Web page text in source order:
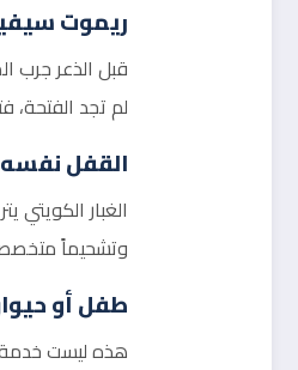
ريموت
قبل الذعر جرب
لم تجد الفتحة،
القفل
الغبار الكويتي
وتشحيماً
طفل أو
هذه ليست خدمة